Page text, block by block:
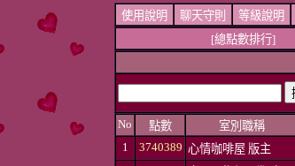
使用說明 聊天守則 等級說明
[總點數排行]
No 點數 室別職稱
1
3740389 心情咖啡屋 版主